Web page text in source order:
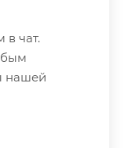
в чат.
нашей